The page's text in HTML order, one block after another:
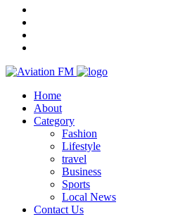
Home
About
Category
Fashion
Lifestyle
travel
Business
Sports
Local News
Contact Us